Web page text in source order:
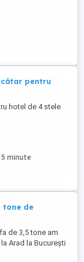
pentru
hotel de 4 stele
minute
tone de
de 3,5 tone am
Arad la București